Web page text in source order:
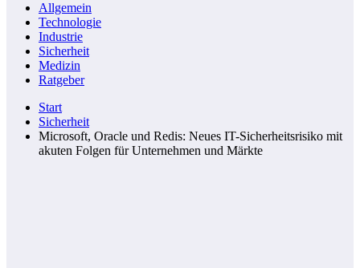
Allgemein
Technologie
Industrie
Sicherheit
Medizin
Ratgeber
Start
Sicherheit
Microsoft, Oracle und Redis: Neues IT-Sicherheitsrisiko mit
akuten Folgen für Unternehmen und Märkte